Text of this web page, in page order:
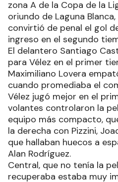
zona A de la Copa de la
oriundo de Laguna
convirtió de penal el gol
ingreso en el segundo
El delantero Santiago
para Vélez en el primer
Maximiliano Lovera
cuando promediaba el
Vélez jugó mejor en el
volantes controlaron la
equipo más compacto,
la derecha con Pizzini,
que hallaban huecos a
Alan Rodríguez.
Central, que no tenía la
recuperaba estaba muy